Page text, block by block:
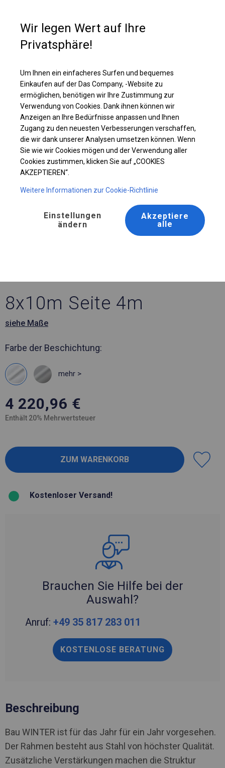
Ganzjährig geöffnete Zelthalle | 8x10 m
8x10m Seite 4m
siehe Maße
Farbe der Beschichtung:
mehr >
4 220,96 €
Enthält 20% Mehrwertsteuer
Kostenloser Versand!
Brauchen Sie Hilfe bei der
Auswahl?
Anruf: +49 35 817 283 011
KOSTENLOSE BERATUNG
Beschreibung
Bau WINTER ist für das Jahr für ein Jahr vorgesehen.
Der Rahmen besteht aus Stahl von höchster Qualität.
Zusätzliche Verstärkungen machen die Struktur
Wir legen Wert auf Ihre
Privatsphäre!
Um Ihnen ein einfacheres Surfen und bequemes
Einkaufen auf der Das Company, -Website zu
ermöglichen, benötigen wir Ihre Zustimmung zur
Verwendung von Cookies. Dank ihnen können wir
Anzeigen an Ihre Bedürfnisse anpassen und Ihnen
Zugang zu den neuesten Verbesserungen verschaffen,
die wir dank unserer Analysen umsetzen können. Wenn
Sie wie wir Cookies mögen und der Verwendung aller
Cookies zustimmen, klicken Sie auf „COOKIES
AKZEPTIEREN“.
Weitere Informationen zur Cookie-Richtlinie
Einstellungen
ändern
Akzeptiere
alle